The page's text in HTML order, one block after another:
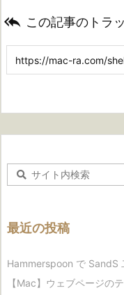
 この記事のトラ
最近の投稿
Hammerspoon で SandS
【Mac】ウェブページの